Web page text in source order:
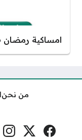
امساكية رمضان 2026 – 1447 خميس مشيط
من نحن
فيسبوكمنصة